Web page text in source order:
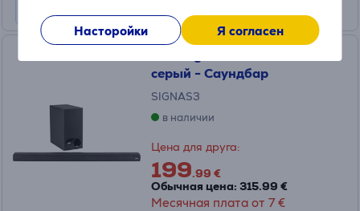
Насторойки Я согласен
серый - Саундбар
SIGNAS3
в наличии
Цена для друга:
199.99 €
Обычная цена: 315.99 €
Месячная плата от 7 €